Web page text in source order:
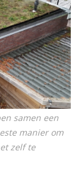
samen een
manier om
zelf te